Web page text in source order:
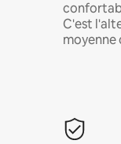
C'est
moyenne